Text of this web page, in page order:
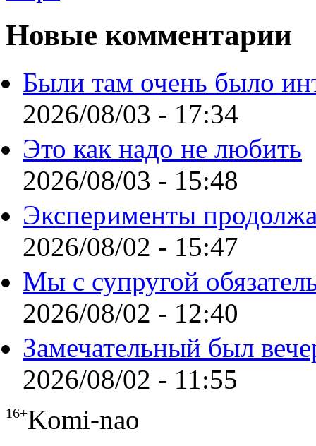
Новые комментарии
Были там очень было
2026/08/03 - 17:34
Это как надо не любить
2026/08/03 - 15:48
Эксперименты
2026/08/02 - 15:47
Мы с супругой
2026/08/02 - 12:40
Замечательный был
2026/08/02 - 11:55
16+Komi-nao